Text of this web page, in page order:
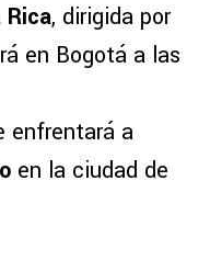
Rica, dirigida por
en Bogotá a las
enfrentará a
en la ciudad de